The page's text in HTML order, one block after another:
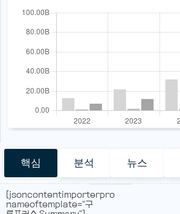
핵심 분석 뉴스
[jsoncontentimporterpro
nameoftemplate="구